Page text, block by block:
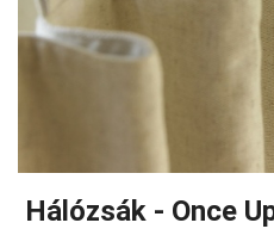
Hálózsák - Once